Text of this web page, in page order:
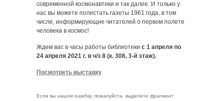
современной космонавтики и так далее. И только у
нас вы можете полистать газеты 1961 года, в том
числе, информирующие читателей о первом полете
человека в космос!
Ждем вас в часы работы библиотеки с 1 апреля по
24 апреля 2021 г. в ч/з 8 (к. 308, 3-й этаж).
Посмотреть выставку
Если вы нашли ошибку, пожалуйста, выделите фрагмент